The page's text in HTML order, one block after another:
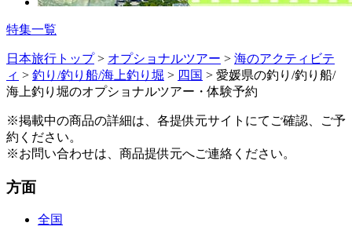
特集一覧
日本旅行トップ> オプショナルツアー > 海のアクティビテ
ィ > 釣り/釣り船/海上釣り堀 > 四国 > 愛媛県の釣り/釣り船/
海上釣り堀のオプショナルツアー・体験予約
※掲載中の商品の詳細は、各提供元サイトにてご確認、ご予
約ください。
※お問い合わせは、商品提供元へご連絡ください。
方面
全国